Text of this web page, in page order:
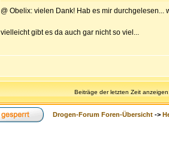
@ Obelix: vielen Dank! Hab es mir
vielleicht gibt es da auch gar nicht so viel...
Beiträge der letzten Zeit
Drogen-Forum Foren-Übersicht ->